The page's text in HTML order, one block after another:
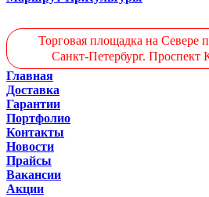
Торговая площадка на Севере
Санкт-Петербург. Проспект
Главная
Доставка
Гарантии
Портфолио
Контакты
Новости
Прайсы
Вакансии
Акции